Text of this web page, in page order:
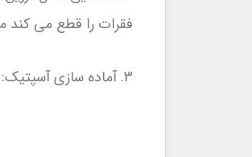
فقرات را قطع می
3. آماده سازی آسپتیک: پوست بر روی فضای انتخابی با محلول ضد عفونی کننده تمیز می شود و با پوشش های استریل پوشیده می شود.